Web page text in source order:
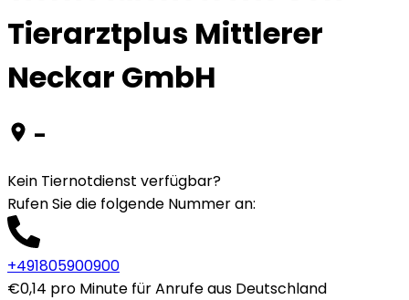
Tierarztplus Mittlerer
Neckar GmbH
-
Kein Tiernotdienst verfügbar?
Rufen Sie die folgende Nummer an:
+491805900900
€0,14 pro Minute für Anrufe aus Deutschland